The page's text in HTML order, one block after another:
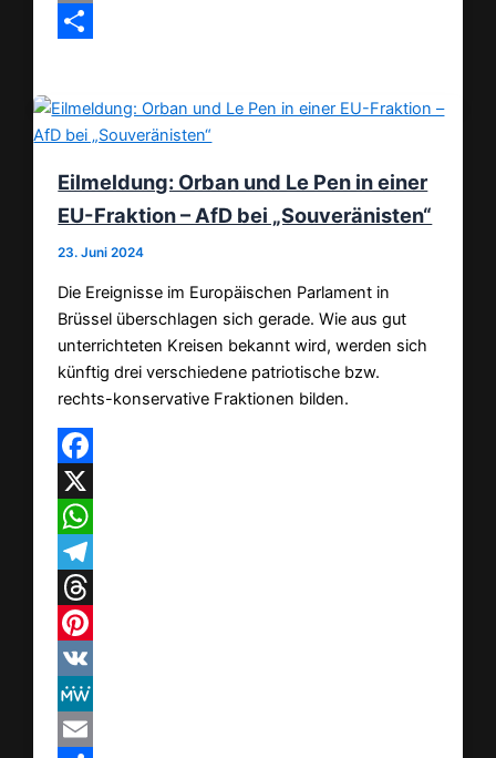
Email
Eilmeldung: Orban und Le Pen in einer
EU-Fraktion – AfD bei „Souveränisten“
23. Juni 2024
Die Ereignisse im Europäischen Parlament in
Brüssel überschlagen sich gerade. Wie aus gut
unterrichteten Kreisen bekannt wird, werden sich
künftig drei verschiedene patriotische bzw.
rechts-konservative Fraktionen bilden.
Facebook
X
WhatsApp
Telegram
Threads
Pinterest
VK
MeWe